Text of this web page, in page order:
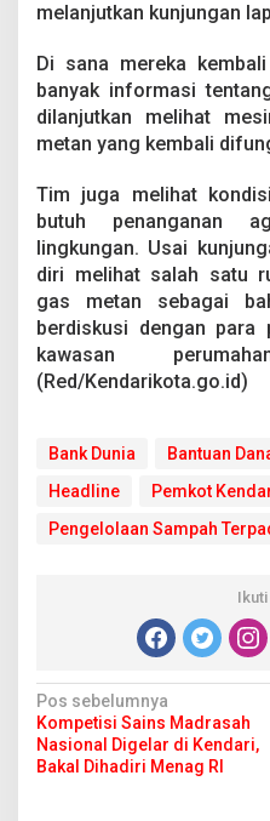
melanjutkan kunjungan
Di sana mereka
banyak informasi
dilanjutkan melihat
metan yang kembali
Tim juga melihat
butuh penanganan
lingkungan. Usai
diri melihat salah satu
gas metan sebagai
berdiskusi dengan para
kawasan
(Red/Kendarikota.go.id)
Bank Dunia Bantuan
Headline
Pemkot
Pengelolaan Sampah
Ikuti
N
a
v
Pos sebelumnya
Kompetisi Sains Madrasah
Nasional Digelar di Kendari,
Bakal Dihadiri Menag RI